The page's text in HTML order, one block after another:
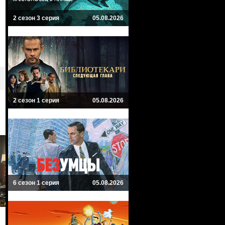
2 сезон 3 серия 05.08.2026
2 сезон 1 серия 05.08.2026
6 сезон 1 серия 05.08.2026